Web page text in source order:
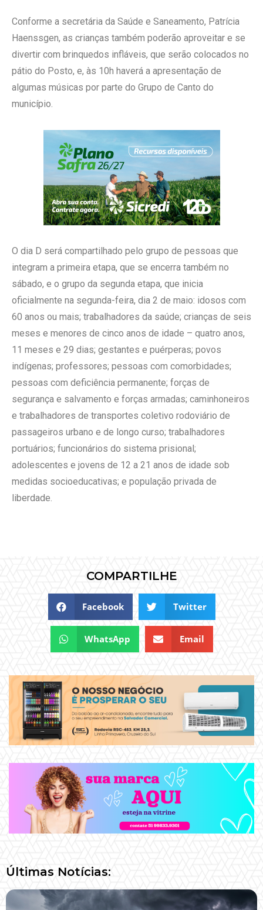
Conforme a secretária da Saúde e Saneamento, Patrícia
Haenssgen, as crianças também poderão aproveitar e se
divertir com brinquedos infláveis, que serão colocados no
pátio do Posto, e, às 10h haverá a apresentação de
algumas músicas por parte do Grupo de Canto do
município.
O dia D será compartilhado pelo grupo de pessoas que
integram a primeira etapa, que se encerra também no
sábado, e o grupo da segunda etapa, que inicia
oficialmente na segunda-feira, dia 2 de maio: idosos com
60 anos ou mais; trabalhadores da saúde; crianças de seis
meses e menores de cinco anos de idade – quatro anos,
11 meses e 29 dias; gestantes e puérperas; povos
indígenas; professores; pessoas com comorbidades;
pessoas com deficiência permanente; forças de
segurança e salvamento e forças armadas; caminhoneiros
e trabalhadores de transportes coletivo rodoviário de
passageiros urbano e de longo curso; trabalhadores
portuários; funcionários do sistema prisional;
adolescentes e jovens de 12 a 21 anos de idade sob
medidas socioeducativas; e população privada de
liberdade.
COMPARTILHE
Facebook Twitter
WhatsApp Email
Últimas Notícias: